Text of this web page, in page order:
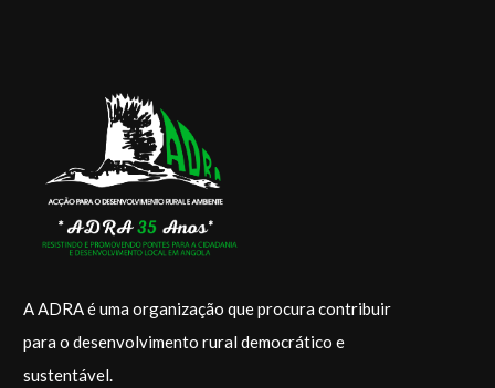
A ADRA é uma organização que procura contribuir
para o desenvolvimento rural democrático e
sustentá­vel.